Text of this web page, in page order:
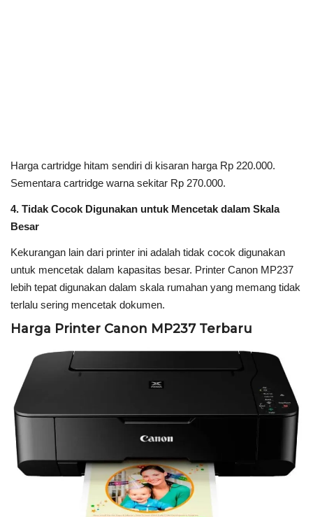
Harga cartridge hitam sendiri di kisaran harga Rp 220.000.
Sementara cartridge warna sekitar Rp 270.000.
4. Tidak Cocok Digunakan untuk Mencetak dalam Skala
Besar
Kekurangan lain dari printer ini adalah tidak cocok digunakan
untuk mencetak dalam kapasitas besar. Printer Canon MP237
lebih tepat digunakan dalam skala rumahan yang memang tidak
terlalu sering mencetak dokumen.
Harga Printer Canon MP237 Terbaru